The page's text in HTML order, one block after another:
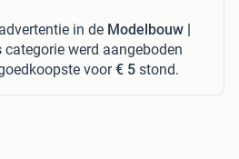
advertentie in de Modelbouw |
categorie werd aangeboden
voor€ 5 stond.